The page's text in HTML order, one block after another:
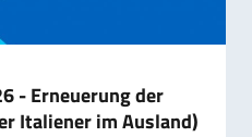
- Erneuerung der
Italiener im Ausland)